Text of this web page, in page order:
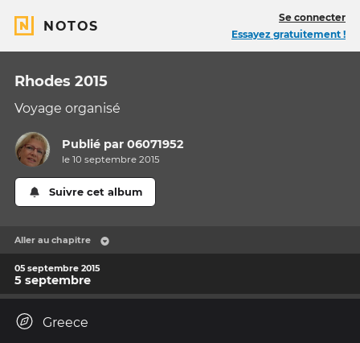
NOTOS
Se connecter
Essayez gratuitement !
Rhodes 2015
Voyage organisé
Publié par06071952
le 10 septembre 2015
Suivre cet album
Aller au chapitre
05 septembre 2015
5 septembre
Greece